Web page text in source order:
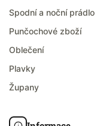
Spodní a noční prádlo
Punčochové zboží
Oblečení
Plavky
Župany